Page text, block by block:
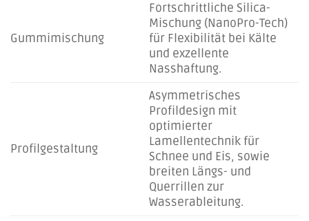
Gummimischung
Fortschrittliche Silica-
Mischung (NanoPro-Tech)
für Flexibilität bei Kälte
und exzellente
Nasshaftung.
Profilgestaltung
Asymmetrisches
Profildesign mit
optimierter
Lamellentechnik für
Schnee und Eis, sowie
breiten Längs- und
Querrillen zur
Wasserableitung.